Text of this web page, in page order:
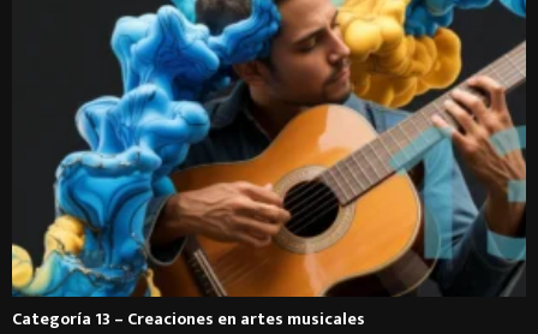
Categoría 13 – Creaciones en artes musicales